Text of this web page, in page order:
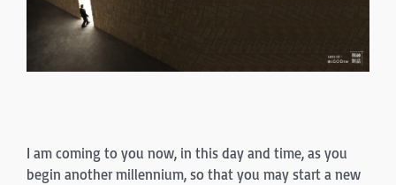
I am coming to you now, in this day and time, as you
begin another millennium, so that you may start a new